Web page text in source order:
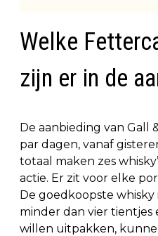
Welke
zijn er in de
De aanbieding van Gall
par dagen, vanaf
totaal maken zes
actie. Er zit voor elke
De goedkoopste whisky
minder dan vier tientjes
willen uitpakken,